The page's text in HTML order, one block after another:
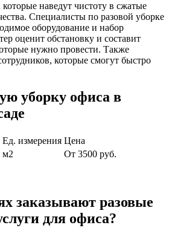
наведут чистоту в сжатые
Специалисты по разовой уборке
оборудование и набор
оценит обстановку и составит
нужно провести. Также
которые смогут быстро
уборку офиса в
Ед. измерения Цена
м2 От 3500 руб.
заказывают разовые
для офиса?